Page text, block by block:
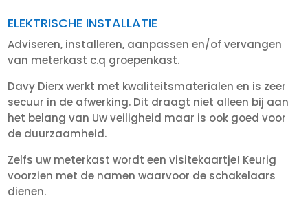
ELEKTRISCHE INSTALLATIE
Adviseren, installeren, aanpassen en/of vervangen
van meterkast c.q groepenkast.
Davy Dierx werkt met kwaliteitsmaterialen en is zeer
secuur in de afwerking. Dit draagt niet alleen bij aan
het belang van Uw veiligheid maar is ook goed voor
de duurzaamheid.
Zelfs uw meterkast wordt een visitekaartje! Keurig
voorzien met de namen waarvoor de schakelaars
dienen.